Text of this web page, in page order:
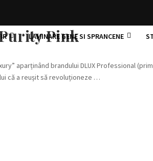
LAMINARE GENE SI SPRANCENE
Pink
aparținând brandului DLUX Professional
că a reușit să revoluționeze …